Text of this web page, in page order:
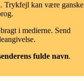
Trykfejl kan være ganske
i medierne. Send
fulde navn.